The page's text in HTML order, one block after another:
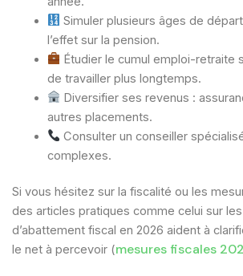
Simuler plusieurs âges de
l’effet sur la pension.
Étudier le cumul emploi-retraite
de travailler plus longtemps.
Diversifier ses revenus :
autres placements.
Consulter un conseiller
complexes.
Si vous hésitez sur la fiscalité ou les
des articles pratiques comme celui sur
d’abattement fiscal en 2026 aident à
le net à percevoir (mesures fiscales